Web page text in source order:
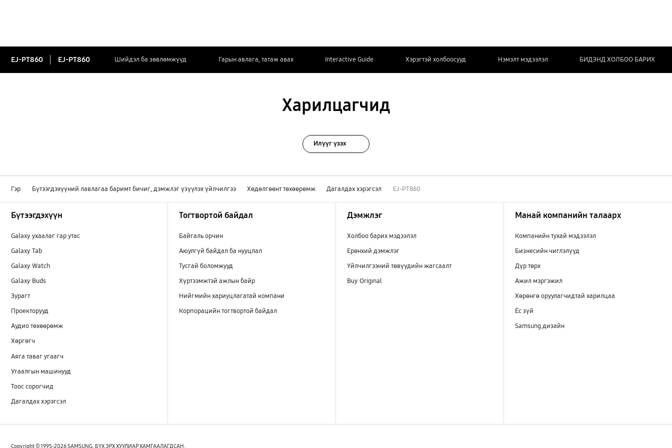
EJ-PT860 EJ-PT860 Шийдэл ба зөвлөмжүүд Гарын авлага, татаж авах Interactive Guide Хэрэгтэй холбоосууд Нэмэлт мэдээлэл БИДЭНД ХОЛБОО БАРИХ
Харилцагчид
Илүүг үзэх
Гэр Бүтээгдэхүүний лавлагаа баримт бичиг, дэмжлэг үзүүлэх үйлчилгээ Хөдөлгөөнт төхөөрөмж Дагалдах хэрэгсэл EJ-PT860
Бүтээгдэхүүн
Galaxy ухаалаг гар утас
Galaxy Tab
Galaxy Watch
Galaxy Buds
Зурагт
Проекторууд
Аудио төхөөрөмж
Хөргөгч
Аяга таваг угаагч
Угаалгын машинууд
Тоос сорогчид
Дагалдах хэрэгсэл
Тогтвортой байдал
Байгаль орчин
Аюулгүй байдал ба нууцлал
Тусгай боломжууд
Хүртээмжтэй ажлын байр
Нийгмийн хариуцлагатай компани
Корпорацийн тогтвортой байдал
Дэмжлэг
Холбоо барих мэдээлэл
Ерөнхий дэмжлэг
Үйлчилгээний төвүүдийн жагсаалт
Buy Original
Манай компанийн талаарх
Компанийн тухай мэдээлэл
Бизнесийн чиглэлүүд
Дүр төрх
Ажил мэргэжил
Хөрөнгө оруулагчидтай харилцаа
Ёс зүй
Samsung дизайн
Copyright © 1995-2026 SAMSUNG. БҮХ ЭРХ ХУУЛИАР ХАМГААЛАГДСАН.